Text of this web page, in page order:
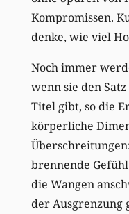
Kompromissen.
denke, wie viel
Noch immer
wenn sie den
Titel gibt, so die
körperliche
brennende
die Wangen
der Ausgrenzung